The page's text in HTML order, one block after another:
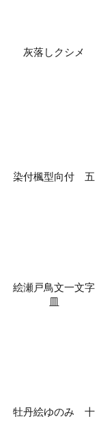
灰落しクシメ
染付楓型向付 五
絵瀬戸鳥文一文字
皿
牡丹絵ゆのみ 十